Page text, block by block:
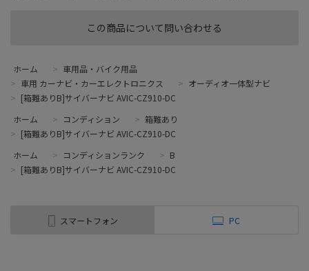
この商品について問い合わせる
ホーム > 車用品・バイク用品
> 車用 カーナビ・カーエレクトロニクス > オーディオ一体型ナビ
> [箱難ありB]サイバーナビ AVIC-CZ910-DC
ホーム
> コンディション > 箱難あり
> [箱難ありB]サイバーナビ AVIC-CZ910-DC
ホーム
> コンディションランク > B
> [箱難ありB]サイバーナビ AVIC-CZ910-DC
スマートフォン PC